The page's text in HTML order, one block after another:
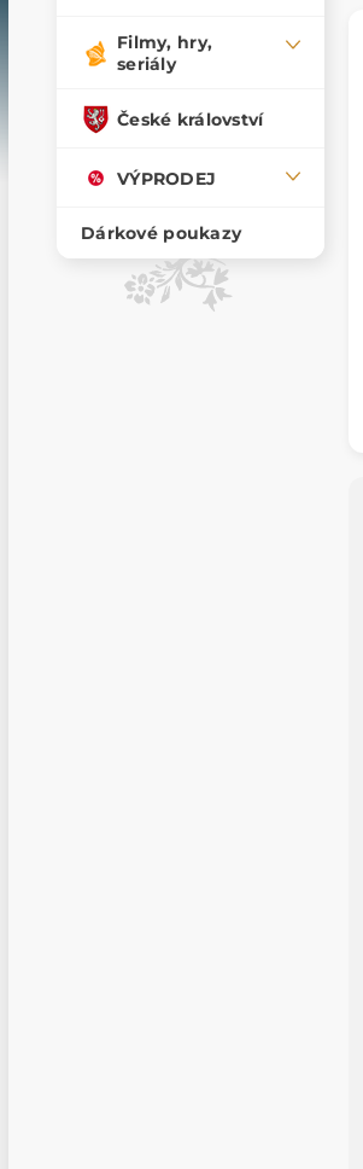
Filmy, hry,
seriály
České království
VÝPRODEJ
Dárkové poukazy